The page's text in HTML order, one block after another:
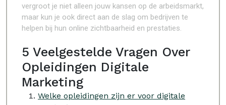
vergroot je niet alleen jouw kansen op de arbeidsmarkt,
maar kun je ook direct aan de slag om bedrijven te
helpen bij hun online zichtbaarheid en prestaties.
5 Veelgestelde Vragen Over
Opleidingen Digitale
Marketing
Welke opleidingen zijn er voor digitale